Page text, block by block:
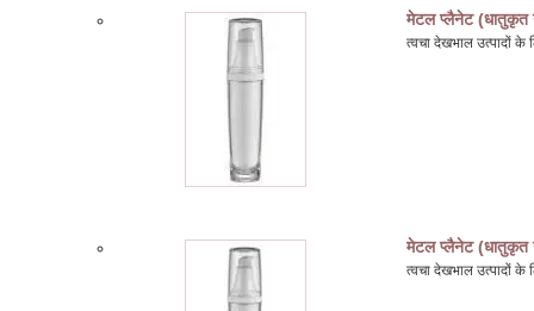
मेटल प्लैनेट (धातुकृत
त्वचा देखभाल उत्पादों के
मेटल प्लैनेट (धातुकृत
त्वचा देखभाल उत्पादों के